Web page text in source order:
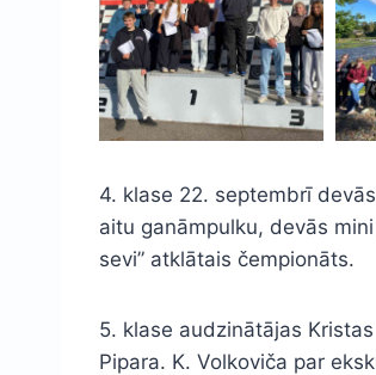
4. klase 22. septembrī
aitu ganāmpulku, devās
sevi” atklātais čempionāts.
5. klase audzinātājas
Pipara. K. Volkoviča par